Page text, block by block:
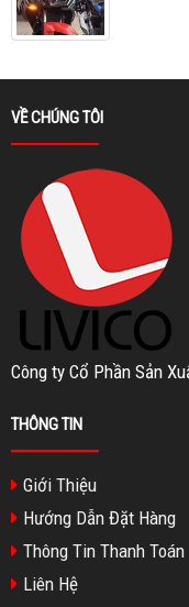
VỀ CHÚNG TÔI
Công ty Cổ Phần Sản
THÔNG TIN
Giới Thiệu
Hướng Dẫn Đặt Hàng
Thông Tin Thanh Toán
Liên Hệ